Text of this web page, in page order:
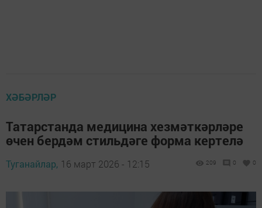
ХӘБӘРЛӘР
Татарстанда медицина хезмәткәрләре
өчен бердәм стильдәге форма кертелә
Туганайлар, 16 март 2026 - 12:15 209 0 0